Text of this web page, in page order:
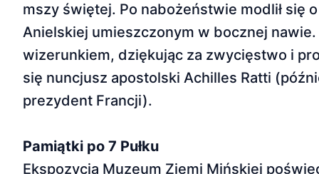
mszy świętej. Po nabożeństwie modlił się
Anielskiej umieszczonym w bocznej
wizerunkiem, dziękując za zwycięstwo i
się nuncjusz apostolski Achilles Ratti
prezydent Francji).
Pamiątki po 7 Pułku
Ekspozycja Muzeum Ziemi Mińskiej